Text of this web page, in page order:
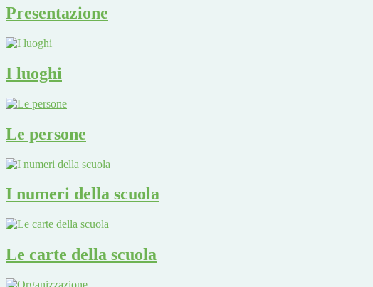
Presentazione
I luoghi
Le persone
I numeri della scuola
Le carte della scuola